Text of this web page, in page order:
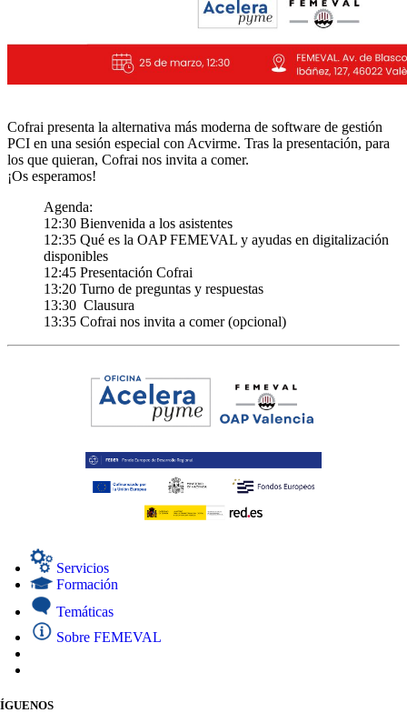
Cofrai presenta la alternativa más moderna de software de gestión
PCI en una sesión especial con Acvirme. Tras la presentación, para
los que quieran, Cofrai nos invita a comer.
¡Os esperamos!
Agenda:
12:30 Bienvenida a los asistentes
12:35 Qué es la OAP FEMEVAL y ayudas en digitalización
disponibles
12:45 Presentación Cofrai
13:20 Turno de preguntas y respuestas
13:30 Clausura
13:35 Cofrai nos invita a comer (opcional)
Servicios
Formación
Temáticas
Sobre FEMEVAL